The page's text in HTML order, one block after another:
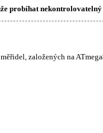
probíhat nekontrolovatelný
založených na